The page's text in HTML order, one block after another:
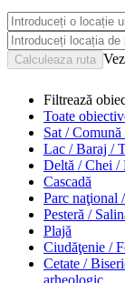
Filtrează
Toate
Sat / Comună
Lac / Baraj /
Deltă / Chei /
Cascadă
Parc naţional
Pesteră /
Plajă
Ciudăţenie /
Cetate /
arheologic